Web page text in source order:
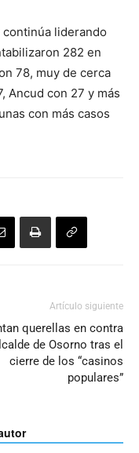
continúa liderando
282 en
78, muy de cerca
Ancud con 27 y más
con más casos
Artículo siguiente
querellas en contra
de Osorno tras el
cierre de los “casinos
populares”